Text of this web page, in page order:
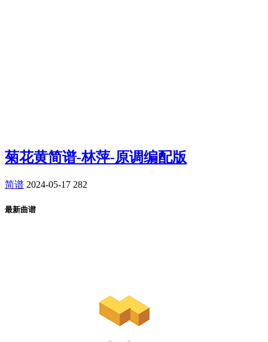
菊花黄简谱-林萍-原调编配版
简谱 2024-05-17 282
最新曲谱